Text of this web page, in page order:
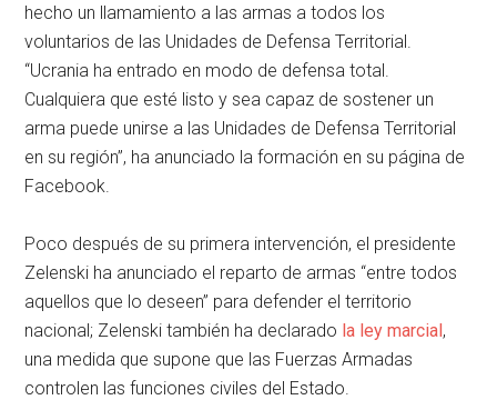
hecho un llamamiento a las armas a todos los
voluntarios de las Unidades de Defensa Territorial.
“Ucrania ha entrado en modo de defensa total.
Cualquiera que esté listo y sea capaz de sostener un
arma puede unirse a las Unidades de Defensa Territorial
en su región”, ha anunciado la formación en su página de
Facebook.
Poco después de su primera intervención, el presidente
Zelenski ha anunciado el reparto de armas “entre todos
aquellos que lo deseen” para defender el territorio
nacional; Zelenski también ha declarado la ley marcial,
una medida que supone que las Fuerzas Armadas
controlen las funciones civiles del Estado.